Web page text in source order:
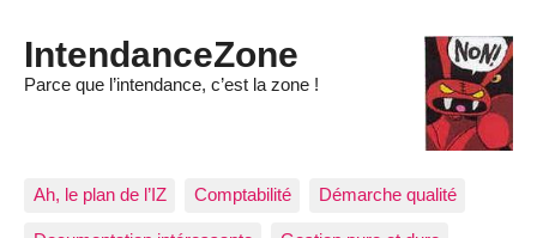
IntendanceZone
Parce que l’intendance, c’est la zone !
Ah, le plan de l’IZ Comptabilité Démarche qualité